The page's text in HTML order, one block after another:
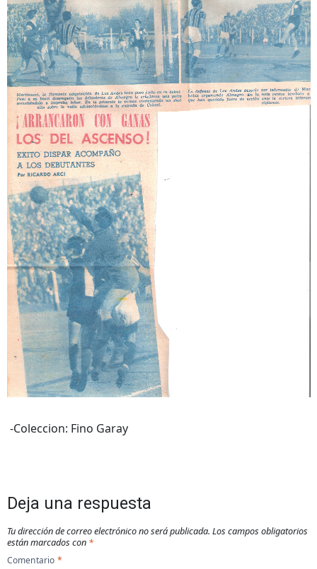
-Coleccion: Fino Garay
Deja una respuesta
Tu dirección de correo electrónico no será publicada. Los campos obligatorios
están marcados con *
Comentario *